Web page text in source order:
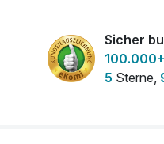
Spätburgunder
Sicher
100.000+
5 Sterne,